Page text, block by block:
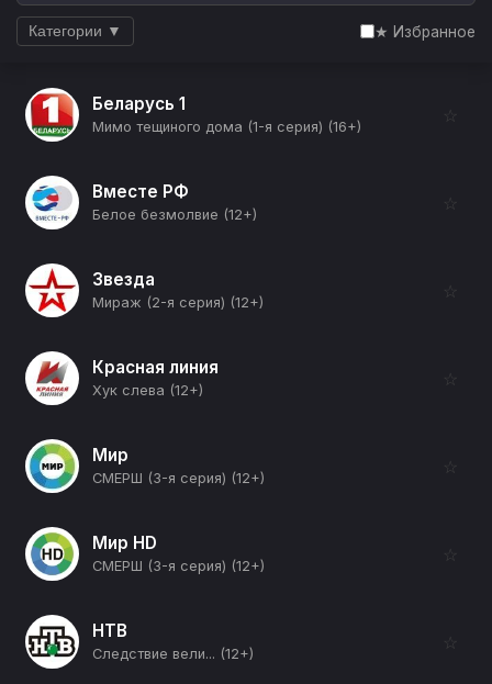
Категории ▼ ★ Избранное
Беларусь 1
Мимо тещиного дома (1-я серия) (16+)
☆
Вместе РФ
Белое безмолвие (12+)
☆
Звезда
Мираж (2-я серия) (12+)
☆
Красная линия
Хук слева (12+)
☆
Мир
СМЕРШ (3-я серия) (12+)
☆
Мир HD
СМЕРШ (3-я серия) (12+)
☆
НТВ
Следствие вели... (12+)
☆